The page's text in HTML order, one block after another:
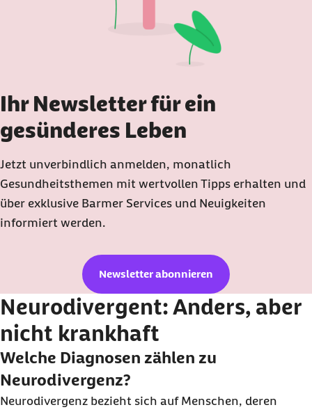
Ihr Newsletter für ein
gesünderes Leben
Jetzt unverbindlich anmelden, monatlich
Gesundheitsthemen mit wertvollen Tipps erhalten und
über exklusive Barmer Services und Neuigkeiten
informiert werden.
Newsletter abonnieren
Neurodivergent: Anders, aber
nicht krankhaft
Welche Diagnosen zählen zu
Neurodivergenz?
Neurodivergenz bezieht sich auf Menschen, deren